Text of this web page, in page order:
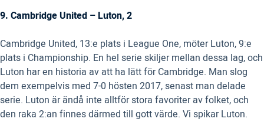
9. Cambridge United – Luton, 2
Cambridge United, 13:e plats i League One, möter Luton, 9:e
plats i Championship. En hel serie skiljer mellan dessa lag, och
Luton har en historia av att ha lätt för Cambridge. Man slog
dem exempelvis med 7-0 hösten 2017, senast man delade
serie. Luton är ändå inte alltför stora favoriter av folket, och
den raka 2:an finnes därmed till gott värde. Vi spikar Luton.